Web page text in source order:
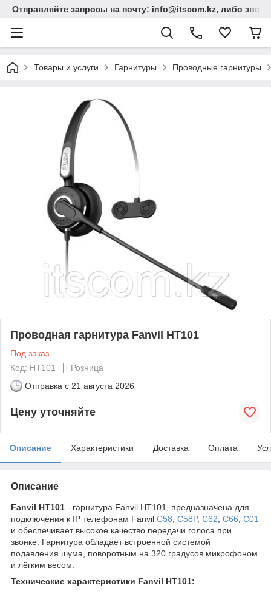
Отправляйте запросы на почту: info@itscom.kz, либо
Товары и услуги Гарнитуры Проводные гарнитуры
Проводная гарнитура Fanvil HT101
Под заказ
Код: HT101
Розница
Отправка с 21 августа 2026
Цену уточняйте
Описание Характеристики Доставка Оплата
Описание
Fanvil HT101 - гарнитура Fanvil HT101, предназначена для
подключения к IP телефонам Fanvil C58 C58P, C62 C66 С01
и обеспечивает высокое качество передачи голоса при
звонке. Гарнитура обладает встроенной системой
подавления шума, поворотным на 320 градусов микрофоном
и лёгким весом.
Технические характеристики Fanvil HT101: